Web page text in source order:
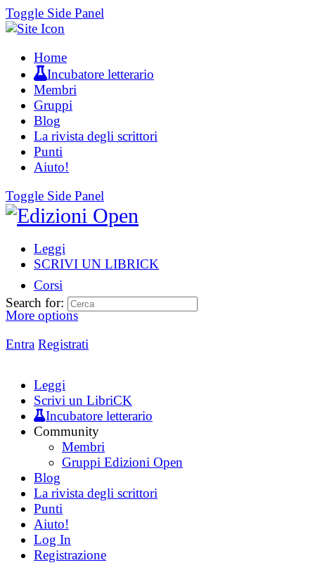
Toggle Side Panel
Home
Incubatore letterario
Membri
Gruppi
Blog
La rivista degli scrittori
Punti
Aiuto!
Toggle Side Panel
Leggi
SCRIVI UN LIBRICK
Corsi
More options
Entra Registrati
Search for:
Leggi
Scrivi un LibriCK
Incubatore letterario
Community
Membri
Gruppi Edizioni Open
Blog
La rivista degli scrittori
Punti
Aiuto!
Log In
Registrazione